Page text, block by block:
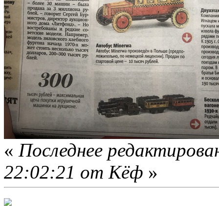
« Последнее
22:02:21 от Кёф »